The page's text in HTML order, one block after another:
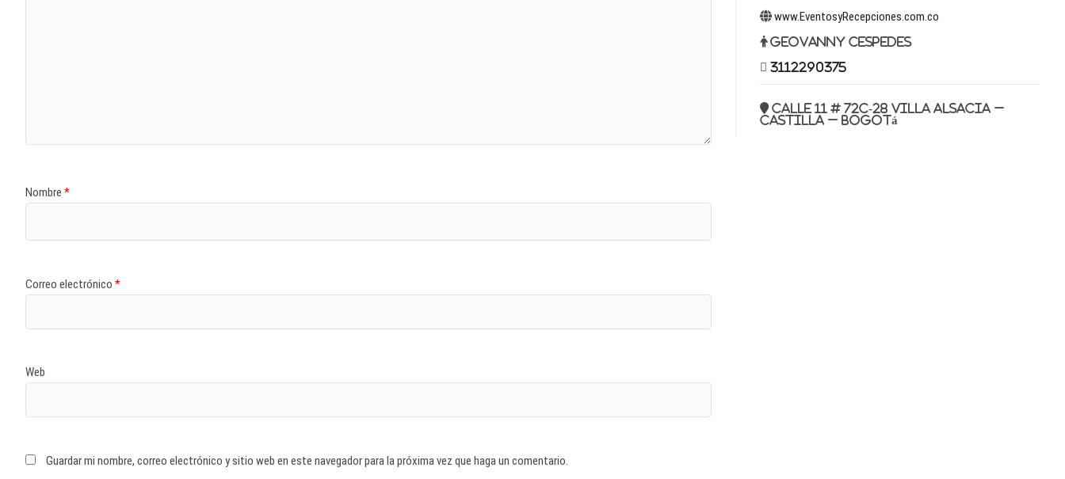
Nombre *
Correo electrónico *
Web
Guardar mi nombre, correo electrónico y sitio web en este navegador para la próxima vez que haga un comentario.
www.EventosyRecepciones.com.co
Geovanny Cespedes
3112290375
Calle 11 # 72c-28 Villa Alsacia –
Castilla – Bogotá